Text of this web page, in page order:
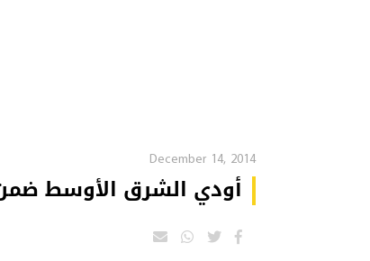
December 14, 2014
أودي الشرق الأوسط ضمن الـ 10 الأوائل في أول